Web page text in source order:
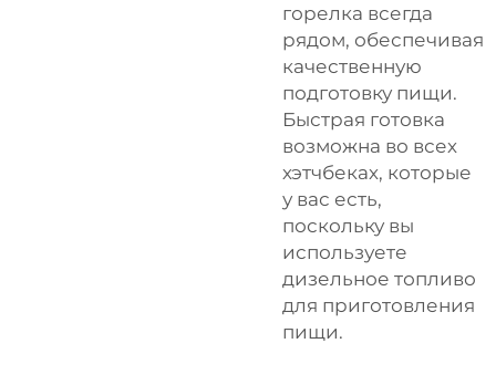
горелка всегда
рядом, обеспечивая
качественную
подготовку пищи.
Быстрая готовка
возможна во всех
хэтчбеках, которые
у вас есть,
поскольку вы
используете
дизельное топливо
для приготовления
пищи.